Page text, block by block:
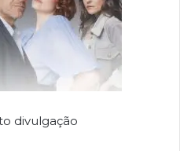
divulgação